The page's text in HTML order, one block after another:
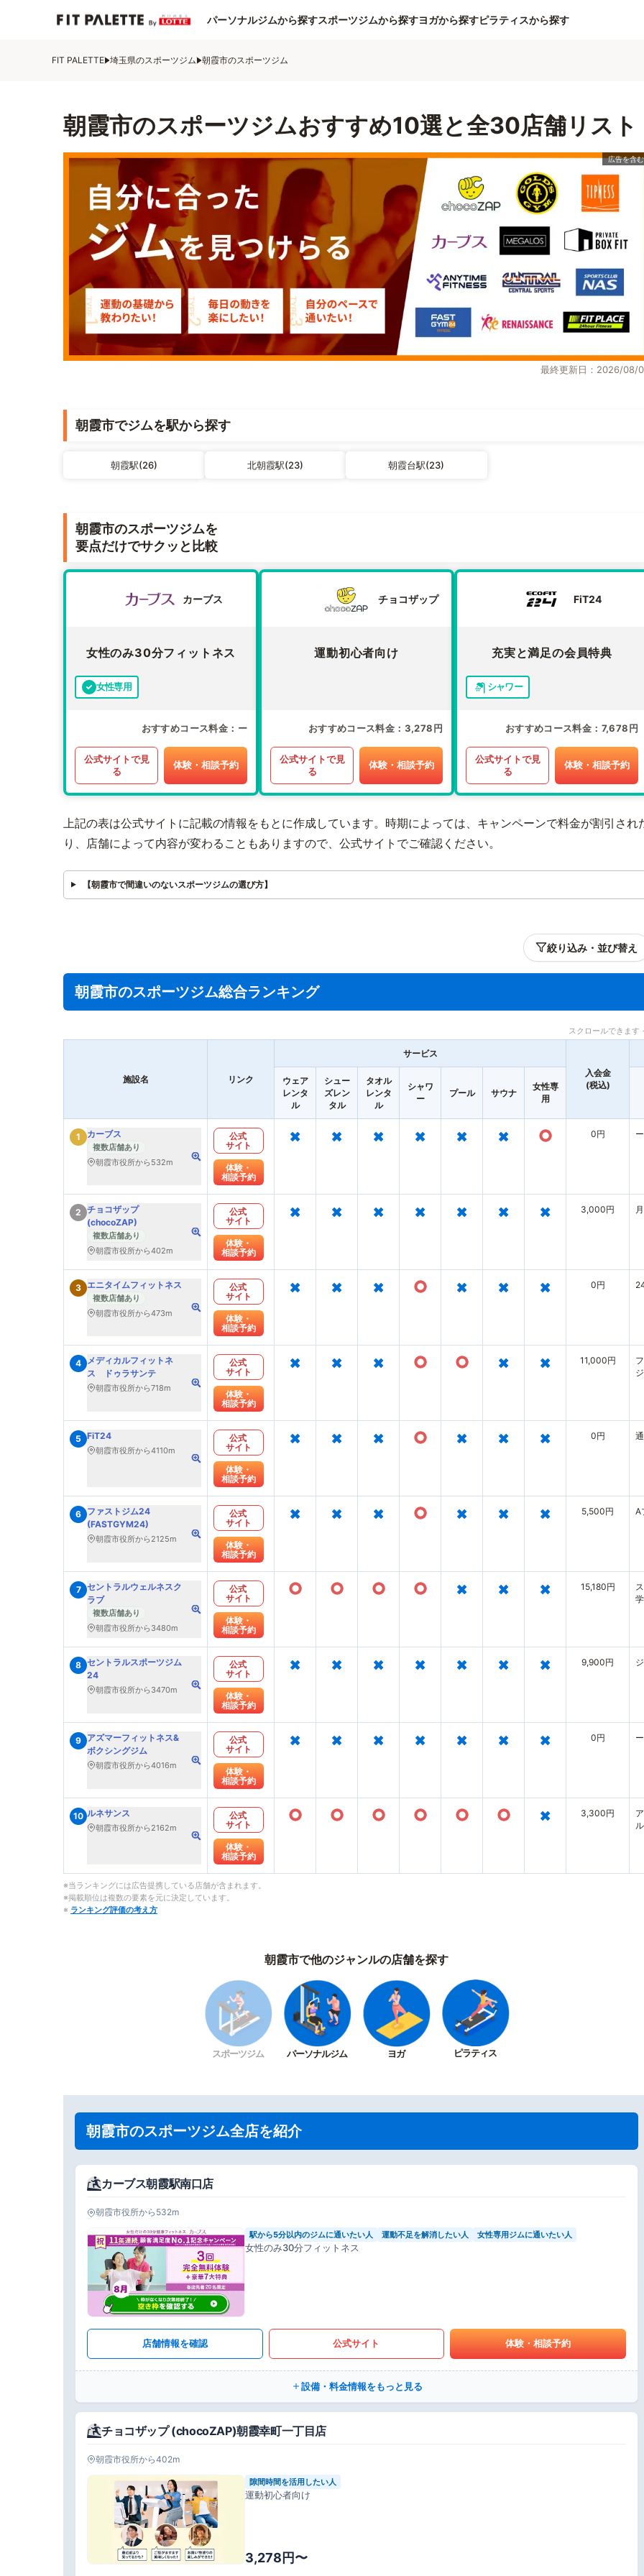
パーソナルジムから探すスポーツジムから探すヨガから探すピラティスから探す
FIT PALETTE 埼玉県のスポーツジム 朝霞市のスポーツジム
朝霞市のスポーツジムおすすめ10選と全30店舗リスト
最終更新日：2026/08/
朝霞市でジムを駅から探す
朝霞駅(26) 北朝霞駅(23) 朝霞台駅(23)
朝霞市のスポーツジムを
要点だけでサクッと比較
カーブス
女性のみ30分フィットネス
女性専用
おすすめコース料金 ー
公式サイトで見
る
体験・相談予約
チョコザップ
運動初心者向け
おすすめコース料金 3,278円
公式サイトで見
る
体験・相談予約
FiT24
充実と満足の会員特典
シャワー
おすすめコース料金 7,678円
公式サイトで見
る
体験・相談予約
上記の表は公式サイトに記載の情報をもとに作成しています。時期によっては、キャンペーンで料金が割引され
り、店舗によって内容が変わることもありますので、公式サイトでご確認ください。
【朝霞市で間違いのないスポーツジムの選び方】
絞り込み・並び替え
朝霞市のスポーツジム総合ランキング
スクロールできま
施設名 リンク
サービス
入会金
(税込)
ウェア
レンタ
ル
シュー
ズレン
タル
タオル
レンタ
ル
シャワ
ー
プール サウナ
女性専
用
1 カーブス
複数店舗あり
朝霞市役所から532m
公式
サイト
体験・
相談予約
× × × × × × ○ 0円 ー
2 チョコザップ
(chocoZAP)
複数店舗あり
朝霞市役所から402m
公式
サイト
体験・
相談予約
× × × × × × × 3,000円
3 エニタイムフィットネス
複数店舗あり
朝霞市役所から473m
公式
サイト
体験・
相談予約
× × × ○ × × × 0円
4
メディカルフィットネ
ス ドゥラサンテ
朝霞市役所から718m
公式
サイト
体験・
相談予約
× × × ○ ○ × × 11,000円
5 FiT24
朝霞市役所から4110m
公式
サイト
体験・
相談予約
× × × ○ × × × 0円
6 ファストジム24
(FASTGYM24)
朝霞市役所から2125m
公式
サイト
体験・
相談予約
× × × ○ × × × 5,500円 A
7 セントラルウェルネスク
ラブ
複数店舗あり
朝霞市役所から3480m
公式
サイト
体験・
相談予約
○ ○ ○ ○ × × × 15,180円
8 セントラルスポーツジム
24
朝霞市役所から3470m
公式
サイト
体験・
相談予約
× × × × × × × 9,900円
9 アズマーフィットネス&
ボクシングジム
朝霞市役所から4016m
公式
サイト
体験・
相談予約
× × × × × × × 0円 ー
10 ルネサンス
朝霞市役所から2162m
公式
サイト
体験・
相談予約
○ ○ ○ ○ ○ ○ × 3,300円
※当ランキングには広告提携している店舗が含まれます。
※掲載順位は複数の要素を元に決定しています。
※ ランキング評価の考え方
朝霞市で他のジャンルの店舗を探す
スポーツジム パーソナルジム ヨガ ピラティス
朝霞市のスポーツジム全店を紹介
カーブス朝霞駅南口店
朝霞市役所から532m
駅から5分以内のジムに通いたい人 運動不足を解消したい人 女性専用ジムに通いたい人
女性のみ30分フィットネス
店舗情報を確認 公式サイト 体験・相談予約
設備・料金情報をもっと見る
チョコザップ (chocoZAP)朝霞幸町一丁目店
朝霞市役所から402m
隙間時間を活用したい人
運動初心者向け
3,278円〜